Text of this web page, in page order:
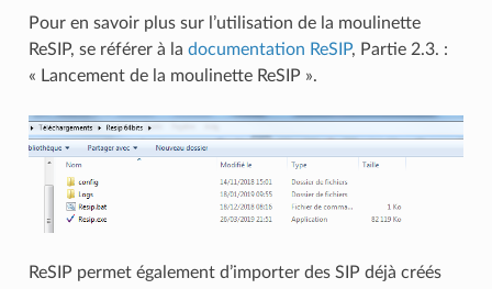
Pour en savoir plus sur l’utilisation de la moulinette
ReSIP, se référer à la documentation ReSIP, Partie 2.3. :
« Lancement de la moulinette ReSIP ».
ReSIP permet également d’importer des SIP déjà créés